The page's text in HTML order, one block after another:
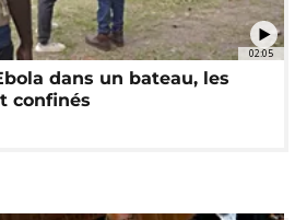
02:05
dans un bateau, les
confinés